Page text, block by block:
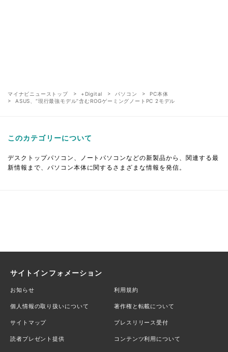
マイナビニューストップ +Digital パソコン
PC本体
ASUS、“現行最強モデル”含むROGゲーミングノートPC 2モデル
このカテゴリーについて
デスクトップパソコン、ノートパソコンなどの新製品から、関連する最
新情報まで、パソコン本体に関するさまざまな情報を発信。
サイトインフォメーション
お知らせ 利用規約
個人情報の取り扱いについて 著作権と転載について
サイトマップ プレスリリース受付
読者プレゼント提供 コンテンツ利用について